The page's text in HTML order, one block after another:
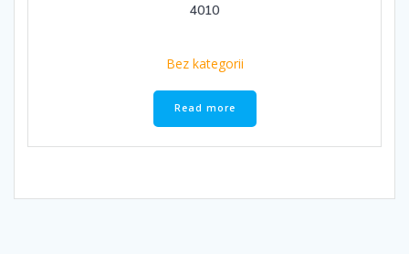
4010
Bez kategorii
Read more